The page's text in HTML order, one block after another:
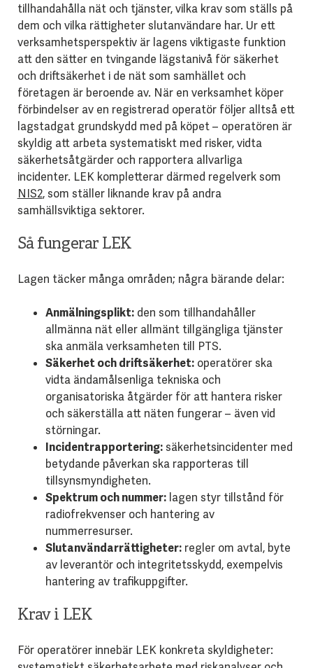
tillhandahålla nät och tjänster, vilka krav som ställs på
dem och vilka rättigheter slutanvändare har. Ur ett
verksamhetsperspektiv är lagens viktigaste funktion
att den sätter en tvingande lägstanivå för säkerhet
och driftsäkerhet i de nät som samhället och
företagen är beroende av. När en verksamhet köper
förbindelser av en registrerad operatör följer alltså ett
lagstadgat grundskydd med på köpet – operatören är
skyldig att arbeta systematiskt med risker, vidta
säkerhetsåtgärder och rapportera allvarliga
incidenter. LEK kompletterar därmed regelverk som
NIS2, som ställer liknande krav på andra
samhällsviktiga sektorer.
Så fungerar LEK
Lagen täcker många områden; några bärande delar:
Anmälningsplikt:den som tillhandahåller
allmänna nät eller allmänt tillgängliga tjänster
ska anmäla verksamheten till PTS.
Säkerhet och driftsäkerhet:operatörer ska
vidta ändamålsenliga tekniska och
organisatoriska åtgärder för att hantera risker
och säkerställa att näten fungerar – även vid
störningar.
Incidentrapportering:säkerhetsincidenter med
betydande påverkan ska rapporteras till
tillsynsmyndigheten.
Spektrum och nummer:lagen styr tillstånd för
radiofrekvenser och hantering av
nummerresurser.
Slutanvändarrättigheter:regler om avtal, byte
av leverantör och integritetsskydd, exempelvis
hantering av trafikuppgifter.
Krav i LEK
För operatörer innebär LEK konkreta skyldigheter: